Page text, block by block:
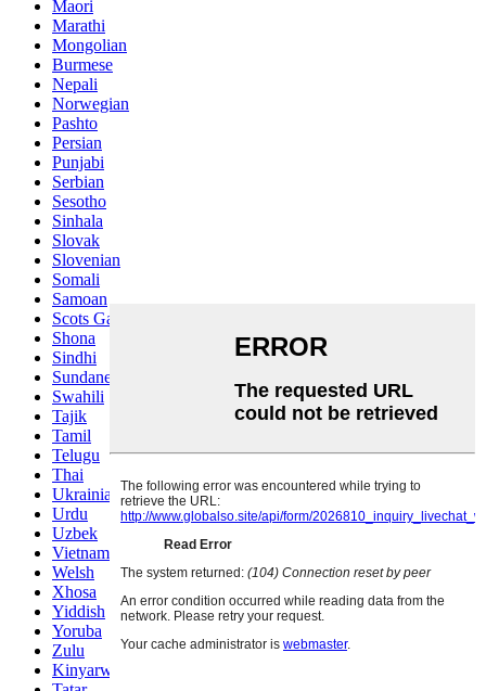
Maori
Marathi
Mongolian
Burmese
Nepali
Norwegian
Pashto
Persian
Punjabi
Serbian
Sesotho
Sinhala
Slovak
Slovenian
Somali
Samoan
Scots Gaelic
Shona
Sindhi
Sundanese
Swahili
Tajik
Tamil
Telugu
Thai
Ukrainian
Urdu
Uzbek
Vietnamese
Welsh
Xhosa
Yiddish
Yoruba
Zulu
Kinyarwanda